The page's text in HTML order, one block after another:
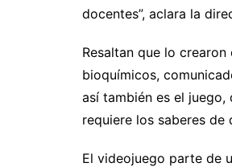
docentes”, aclara la
Resaltan que lo
bioquímicos,
así también es el
requiere los saberes de
El videojuego parte de